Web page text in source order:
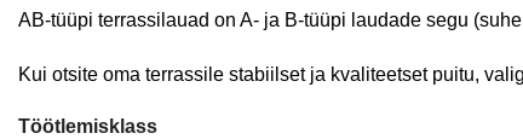
AB-tüüpi terrassilauad on A- ja B-tüüpi laudade segu
Kui otsite oma terrassile stabiilset ja kvaliteetset puitu,
Töötlemisklass